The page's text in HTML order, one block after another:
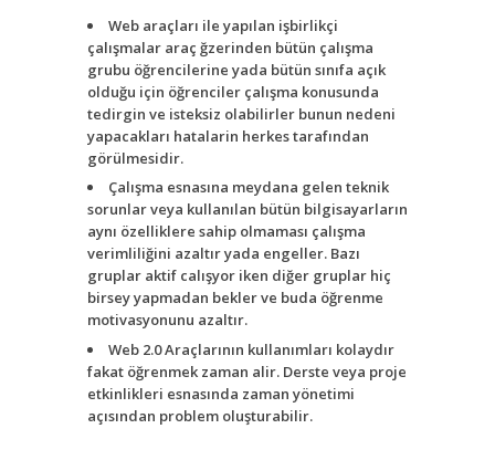
Web araçları ile yapılan işbirlikçi
çalışmalar araç ğzerinden bütün çalışma
grubu öğrencilerine yada bütün sınıfa açık
olduğu için öğrenciler çalışma konusunda
tedirgin ve isteksiz olabilirler bunun nedeni
yapacakları hatalarin herkes tarafından
görülmesidir.
Çalışma esnasına meydana gelen teknik
sorunlar veya kullanılan bütün bilgisayarların
aynı özelliklere sahip olmaması çalışma
verimliliğini azaltır yada engeller. Bazı
gruplar aktif calışyor iken diğer gruplar hiç
birsey yapmadan bekler ve buda öğrenme
motivasyonunu azaltır.
Web 2.0 Araçlarının kullanımları kolaydır
fakat öğrenmek zaman alir. Derste veya proje
etkinlikleri esnasında zaman yönetimi
açısından problem oluşturabilir.